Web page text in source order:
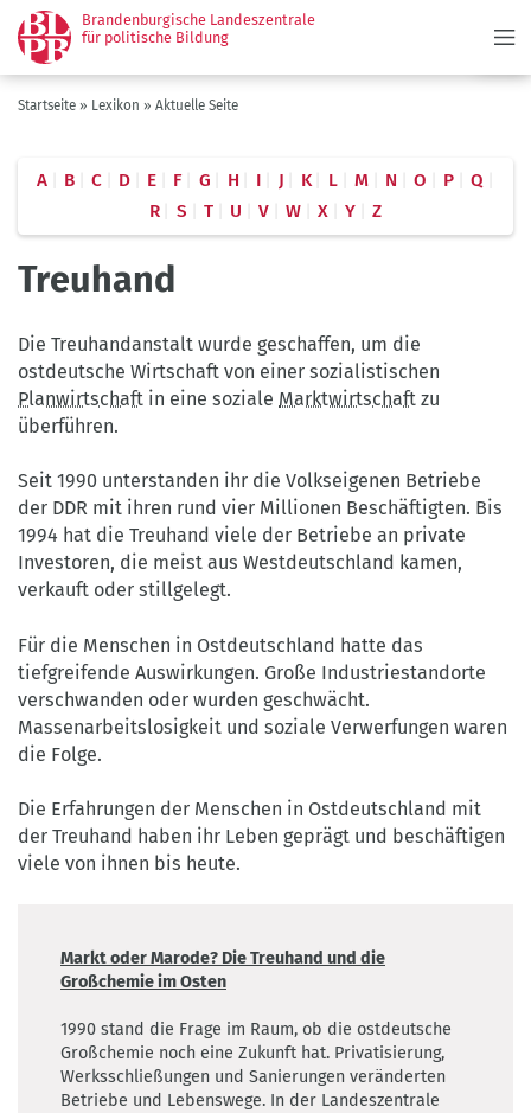
Direkt
zum
Inhalt
Brandenburgische Landeszentrale
für politische Bildung
Pfadnavigation
Startseite Lexikon Aktuelle Seite
A B C D E F G H I J K L M N O P
Q
R
S T U V W X Y Z
Treuhand
Die Treuhandanstalt wurde geschaffen, um die
ostdeutsche Wirtschaft von einer sozialistischen
Planwirtschaft in eine soziale Marktwirtschaft zu
überführen.
Seit 1990 unterstanden ihr die Volkseigenen Betriebe
der DDR mit ihren rund vier Millionen Beschäftigten. Bis
1994 hat die Treuhand viele der Betriebe an private
Investoren, die meist aus Westdeutschland kamen,
verkauft oder stillgelegt.
Für die Menschen in Ostdeutschland hatte das
tiefgreifende Auswirkungen. Große Industriestandorte
verschwanden oder wurden geschwächt.
Massenarbeitslosigkeit und soziale Verwerfungen waren
die Folge.
Die Erfahrungen der Menschen in Ostdeutschland mit
der Treuhand haben ihr Leben geprägt und beschäftigen
viele von ihnen bis heute.
Markt oder Marode? Die Treuhand und die
Großchemie im Osten
1990 stand die Frage im Raum, ob die ostdeutsche
Großchemie noch eine Zukunft hat. Privatisierung,
Werksschließungen und Sanierungen veränderten
Betriebe und Lebenswege. In der Landeszentrale